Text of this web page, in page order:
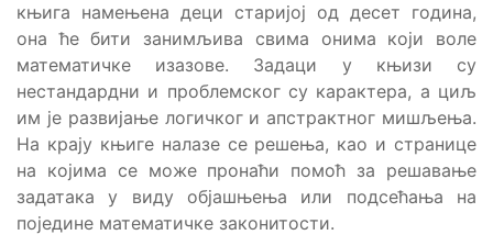
књига намењена деци старијој од десет година,
она ће бити занимљива свима онима који воле
математичке изазове. Задаци у књизи су
нестандардни и проблемског су карактера, а циљ
им је развијање логичког и апстрактног мишљења.
На крају књиге налазе се решења, као и странице
на којима се може пронаћи помоћ за решавање
задатака у виду објашњења или подсећања на
поједине математичке законитости.